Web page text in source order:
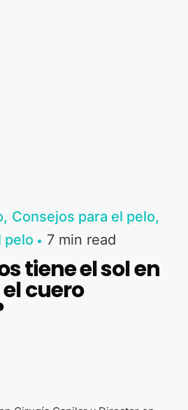
Consejos para el pelo
pelo
7 min read
tiene el sol en
cuero